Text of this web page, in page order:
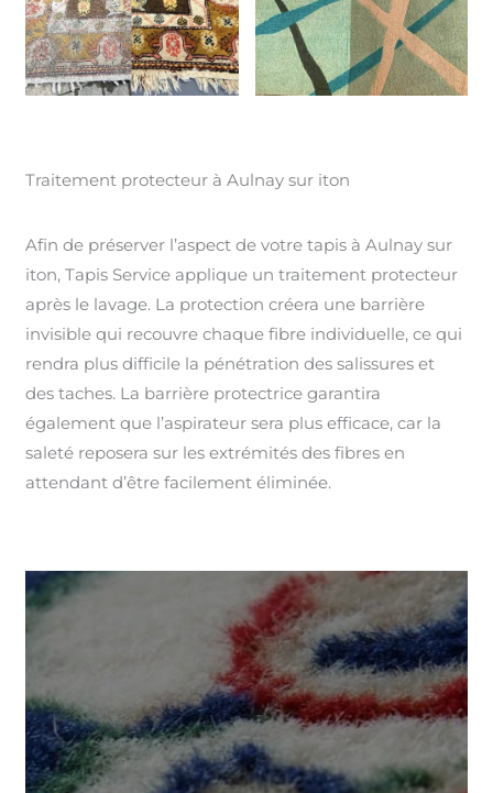
Traitement protecteur à Aulnay sur iton
Afin de préserver l’aspect de votre tapis à Aulnay sur
iton, Tapis Service applique un traitement protecteur
après le lavage. La protection créera une barrière
invisible qui recouvre chaque fibre individuelle, ce qui
rendra plus difficile la pénétration des salissures et
des taches. La barrière protectrice garantira
également que l’aspirateur sera plus efficace, car la
saleté reposera sur les extrémités des fibres en
attendant d’être facilement éliminée.